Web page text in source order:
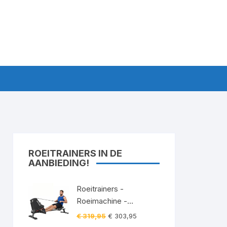
ROEITRAINERS IN DE
AANBIEDING!
Roeitrainers -
Roeimachine -
Roeiapparaat -
€319,95 Oorspronkelijke
€ 303,95